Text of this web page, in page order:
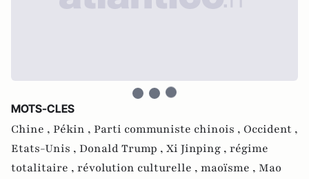
MOTS-CLES
Chine , Pékin , Parti communiste chinois , Occident ,
Etats-Unis , Donald Trump , Xi Jinping , régime
totalitaire , révolution culturelle , maoïsme , Mao